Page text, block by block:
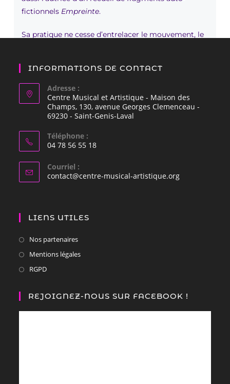
fictionnels Empreinte.
Sa pratique ne cesse d’entrelacer le mouvement, le
INFORMATIONS DE CONTACT
Adresse :
Centre Musical et Artistique - Maison des
Champs, 130, avenue Georges Clemenceau -
69230 - Saint-Genis-Laval
Téléphone :
04 78 56 55 18
Courriel :
contact@centre-musical-artistique.org
LIENS UTILES
Nos partenaires
Mentions légales
RGPD
REJOIGNEZ-NOUS SUR FACEBOOK !